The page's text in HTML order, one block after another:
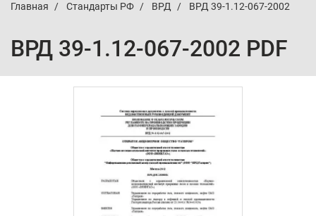
Главная Стандарты РФ ВРД ВРД 39-1.12-067-2002
ВРД 39-1.12-067-2002 PDF